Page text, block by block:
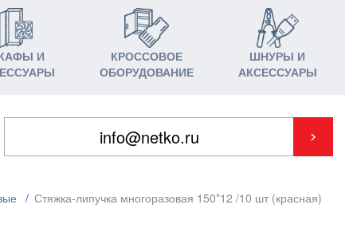
И
КРОССОВОЕ
ОБОРУДОВАНИЕ
ШНУРЫ И
АКСЕССУАРЫ
/ Стяжка-липучка многоразовая 150*12 /10 шт (красная)